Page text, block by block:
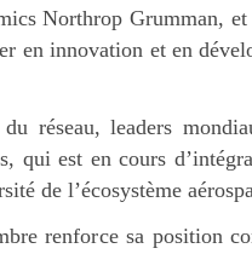
Northrop Grumman,
en innovation et en
réseau, leaders
qui est en cours
de l’écosystème
renforce sa position